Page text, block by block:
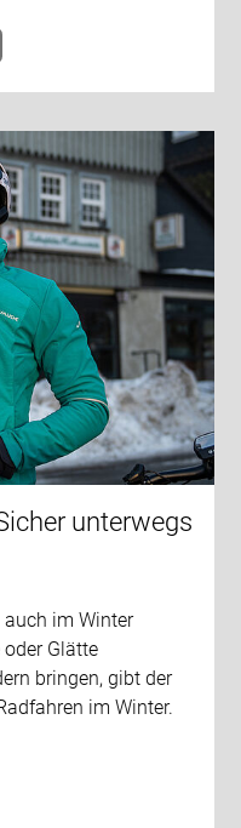
unterwegs
auch im Winter
oder Glätte
bringen, gibt der
im Winter.